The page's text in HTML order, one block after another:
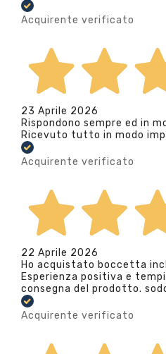
Acquirente verificato
23 Aprile 2026
Rispondono sempre ed in
Ricevuto tutto in modo
Acquirente verificato
22 Aprile 2026
Ho acquistato boccetta
Esperienza positiva e
consegna del prodotto.
Acquirente verificato